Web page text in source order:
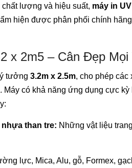
lượng và hiệu suất, máy in
hiện được phân phối chính
x 2m5 – Cân Đẹp
tưởng 3.2m x 2.5m, cho phép các
Máy có khả năng ứng dụng cực
nhựa than tre: Những vật liệu
lực, Mica, Alu, gỗ, Formex,